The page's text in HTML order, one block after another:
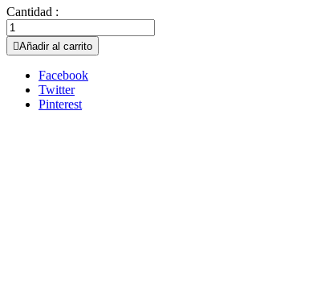
Cantidad :
Añadir al carrito
Facebook
Twitter
Pinterest